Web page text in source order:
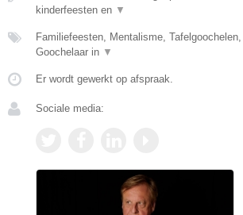
kinderfeesten en ▼
Familiefeesten, Mentalisme,
Goochelaar in ▼
Er wordt gewerkt op afspraak.
Sociale media: